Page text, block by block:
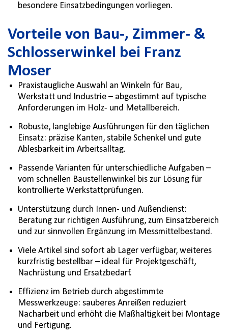
besondere Einsatzbedingungen vorliegen.
Vorteile von Bau-, Zimmer- &
Schlosserwinkel bei Franz
Moser
Praxistaugliche Auswahl an Winkeln für Bau,
Werkstatt und Industrie – abgestimmt auf typische
Anforderungen im Holz- und Metallbereich.
Robuste, langlebige Ausführungen für den täglichen
Einsatz: präzise Kanten, stabile Schenkel und gute
Ablesbarkeit im Arbeitsalltag.
Passende Varianten für unterschiedliche Aufgaben –
vom schnellen Baustellenwinkel bis zur Lösung für
kontrollierte Werkstattprüfungen.
Unterstützung durch Innen- und Außendienst:
Beratung zur richtigen Ausführung, zum Einsatzbereich
und zur sinnvollen Ergänzung im Messmittelbestand.
Viele Artikel sind sofort ab Lager verfügbar, weiteres
kurzfristig bestellbar – ideal für Projektgeschäft,
Nachrüstung und Ersatzbedarf.
Effizienz im Betrieb durch abgestimmte
Messwerkzeuge: sauberes Anreißen reduziert
Nacharbeit und erhöht die Maßhaltigkeit bei Montage
und Fertigung.